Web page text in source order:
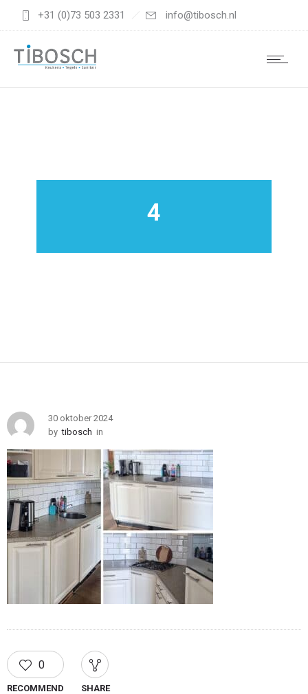
+31 (0)73 503 2331 info@tibosch.nl
4
30 oktober 2024
by tibosch in
0
RECOMMEND SHARE